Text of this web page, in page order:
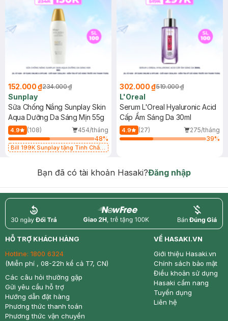
152.000 ₫234.000 ₫
Sunplay
Sữa Chống Nắng Sunplay Skin
Aqua Dưỡng Da Sáng Mịn 55g
4.9 (108)
454/tháng
48%
Bill 199K Sunplay tặng Tinh Chất
302.000 ₫519.000 ₫
L'Oreal
Serum L'Oreal Hyaluronic Acid
Cấp Ẩm Sáng Da 30ml
4.9 (27)
275/tháng
39%
Bạn đã có tài khoản Hasaki?Đăng nhập
return nowfree price
HỖ TRỢ KHÁCH HÀNG
Hotline: 1800 6324
(Miễn phí , 08-22h kể cả T7, CN)
Các câu hỏi thường gặp
Gửi yêu cầu hỗ trợ
Hướng dẫn đặt hàng
Phương thức thanh toán
Phương thức vận chuyển
VỀ HASAKI.VN
Giới thiệu Hasaki.vn
Chính sách bảo mật
Điều khoản sử dụng
Hasaki cẩm nang
Tuyển dụng
Liên hệ